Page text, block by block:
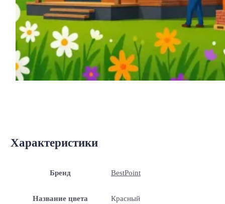
Характеристики
Бренд BestPoint
Название цвета Красный